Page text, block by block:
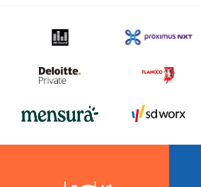
TRENDS
GAZELLEN
DE
BEDRIJVEN